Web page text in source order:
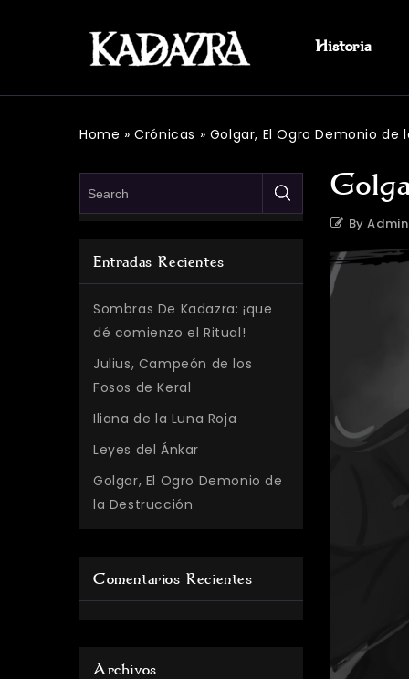
Historia
Home »Crónicas » Golgar, El Ogro Demonio de
By Admin
Entradas Recientes
Sombras De Kadazra: ¡que
dé comienzo el Ritual!
Julius, Campeón de los
Fosos de Keral
Iliana de la Luna Roja
Leyes del Ánkar
Golgar, El Ogro Demonio de
la Destrucción
Comentarios Recientes
Archivos